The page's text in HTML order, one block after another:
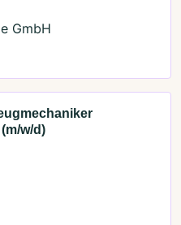
GmbH
w/d)